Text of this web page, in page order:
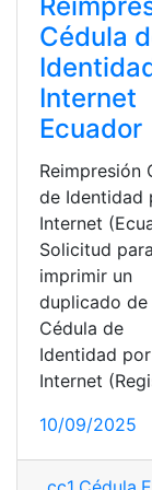
Cédula
Internet
Ecuador
Reimpresión
de Identidad
Internet
Solicitud para
imprimir un
duplicado de
Cédula de
Identidad por
Internet
10/09/2025